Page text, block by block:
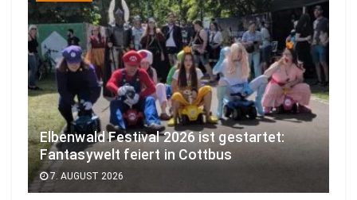
Elbenwald Festival 2026 ist gestartet:
Fantasywelt feiert in Cottbus
7. AUGUST 2026